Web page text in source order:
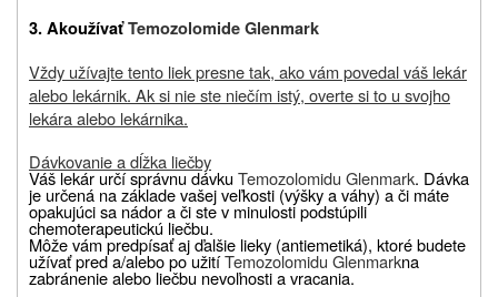
3. AkoužívaťTemozolomide Glenmark
Vždy užívajte tento liek presne tak, ako vám povedal váš lekár
alebo lekárnik. Ak si nie ste niečím istý, overte si to u svojho
lekára alebo lekárnika.
Dávkovanie a dĺžka liečby
Váš lekár určí správnu dávku Temozolomidu Glenmark. Dávka
je určená na základe vašej veľkosti (výšky a váhy) a či máte
opakujúci sa nádor a či ste v minulosti podstúpili
chemoterapeutickú liečbu.
Môže vám predpísať aj ďalšie lieky (antiemetiká), ktoré budete
užívať pred a/alebo po užitíTemozolomidu Glenmarkna
zabránenie alebo liečbu nevoľnosti a vracania.